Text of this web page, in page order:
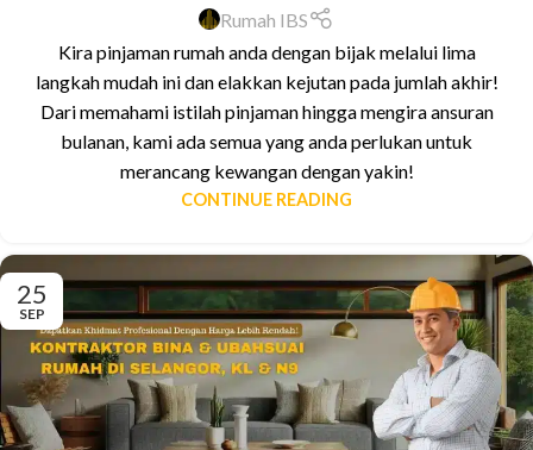
Rumah IBS
Kira pinjaman rumah anda dengan bijak melalui lima
langkah mudah ini dan elakkan kejutan pada jumlah akhir!
Dari memahami istilah pinjaman hingga mengira ansuran
bulanan, kami ada semua yang anda perlukan untuk
merancang kewangan dengan yakin!
CONTINUE READING
25
SEP